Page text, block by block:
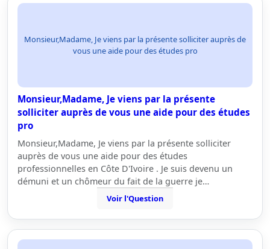
Monsieur,Madame, Je viens par la présente solliciter auprès de
vous une aide pour des études pro
Monsieur,Madame, Je viens par la présente
solliciter auprès de vous une aide pour des études
pro
Monsieur,Madame, Je viens par la présente solliciter
auprès de vous une aide pour des études
professionnelles en Côte D'Ivoire . Je suis devenu un
démuni et un chômeur du fait de la guerre je…
Voir l'Question